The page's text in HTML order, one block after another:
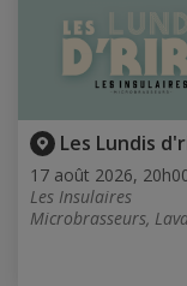
Les Lundis
17 août 2026,
Les Insulaires
Microbrasseurs,